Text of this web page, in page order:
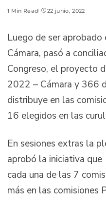
1 Min Read 22 junio, 2022
Luego de ser
Cámara, pasó a
Congreso, el proyecto
2022 – Cámara y 366
distribuye en las
16 elegidos en las
En sesiones extras la
aprobó la iniciativa
cada una de las 7
más en las comisiones